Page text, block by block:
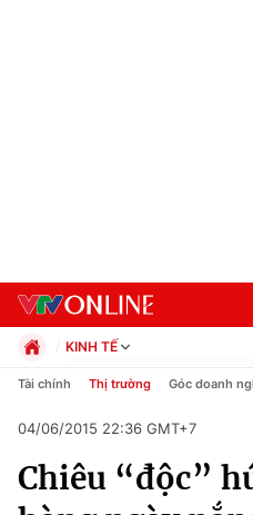
Chuyên mục
Chính trị
KINH TẾ
Chính trị
Pháp luật
Kinh tế
Thể thao
Tài chính Thị trường Góc doanh
04/06/2015 22:36 GMT+7
Chiêu “độc”